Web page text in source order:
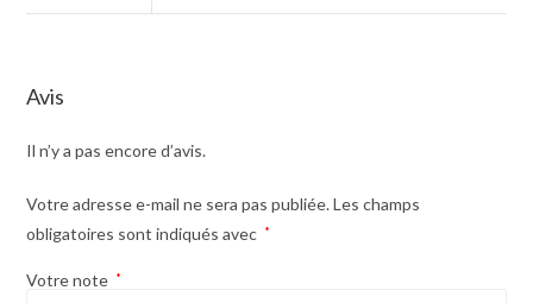
Avis
Il n’y a pas encore d’avis.
Votre adresse e-mail ne sera pas publiée. Les champs
obligatoires sont indiqués avec *
Votre note *